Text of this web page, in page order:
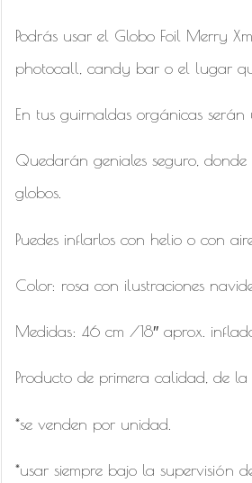
Podrás usar el Globo Foil Merry
photocall, candy bar o el lugar
En tus guirnaldas orgánicas serán
Quedarán geniales seguro,
globos.
Puedes inflarlos con helio o con
Color: rosa con ilustraciones
Medidas: 46 cm /18″ aprox.
Producto de primera calidad, de
*se venden por unidad.
*usar siempre bajo la supervisión